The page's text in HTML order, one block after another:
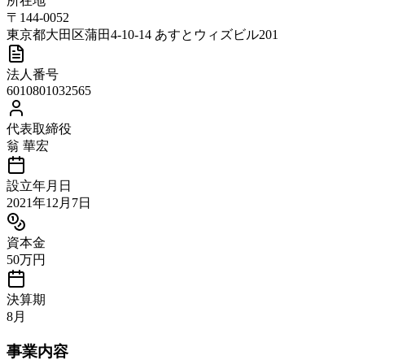
〒144-0052
東京都大田区蒲田4-10-14 あすとウィズビル201
法人番号
6010801032565
代表取締役
翁 華宏
設立年月日
2021年12月7日
資本金
50万円
決算期
8月
事業内容